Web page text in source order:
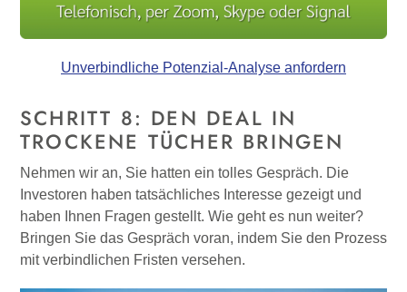
Unverbindliche Potenzial-Analyse anfordern
SCHRITT 8: DEN DEAL IN
TROCKENE TÜCHER BRINGEN
Nehmen wir an, Sie hatten ein tolles Gespräch. Die
Investoren haben tatsächliches Interesse gezeigt und
haben Ihnen Fragen gestellt. Wie geht es nun weiter?
Bringen Sie das Gespräch voran, indem Sie den Prozess
mit verbindlichen Fristen versehen.